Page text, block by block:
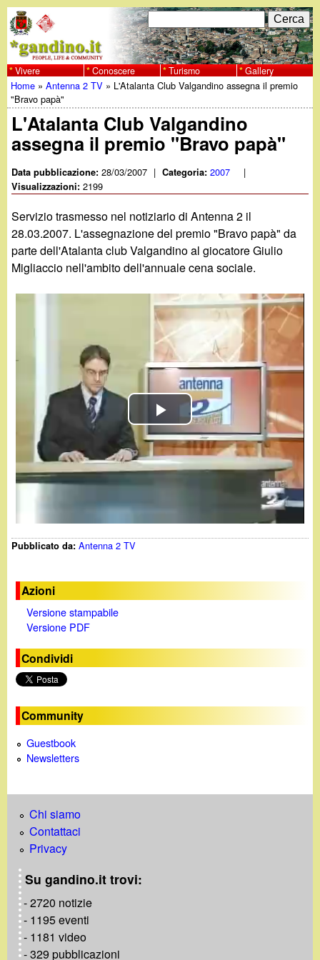
al
contenuto
principale
w
w
w
.
g
a
n
o
F
o
r
m
d
r
i
c
r
c
a
C
e
r
c
a
Vivere Conoscere Turismo Gallery
Tu
sei
qui
Home »Antenna 2 TV » L'Atalanta Club Valgandino assegna il premio
"Bravo papà"
L'Atalanta Club Valgandino
assegna il premio "Bravo papà"
Data pubblicazione:28/03/2007 | Categoria:2007 |
Visualizzazioni:2199
Servizio trasmesso nel notiziario di Antenna 2 il
28.03.2007. L'assegnazione del premio "Bravo papà" da
parte dell'Atalanta club Valgandino al giocatore Giulio
Migliaccio nell'ambito dell'annuale cena sociale.
P
l
a
y
i
e
Pubblicato da:Antenna 2 TV
Azioni
Versione stampabile
Versione PDF
Condividi
Community
Guestbook
Newsletters
Chi siamo
Contattaci
Privacy
Su gandino.it trovi:
- 2720 notizie
- 1195 eventi
- 1181 video
- 329 pubblicazioni